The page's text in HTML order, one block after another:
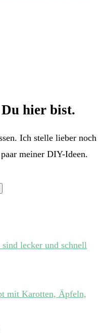
hier bist.
Ich stelle lieber noch
meiner DIY-Ideen.